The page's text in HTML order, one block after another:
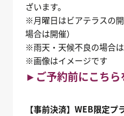
ざいます。
※月曜日はビアテラスの
場合は開催）
※雨天・天候不良の場合
※画像はイメージです
►ご予約前にこちら
【事前決済】WEB限定プ